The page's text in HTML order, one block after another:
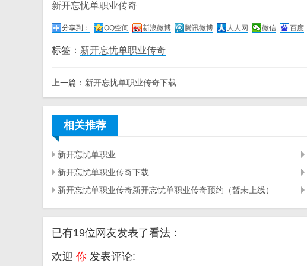
新开忘忧单职业传奇
分享到： QQ空间 新浪微博 腾讯微博 人人网 微信 百度
标签： 新开忘忧单职业传奇
上一篇： 新开忘忧单职业传奇下载
相关推荐
新开忘忧单职业
新开忘忧单职业传奇下载
新开忘忧单职业传奇新开忘忧单职业传奇预约（暂未上线）
已有19位网友发表了看法：
欢迎 你 发表评论: